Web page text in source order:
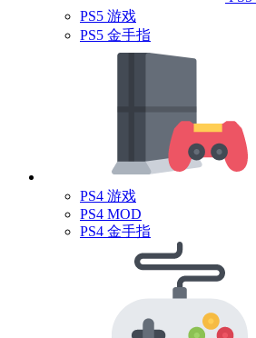
PS5 游戏
PS5 金手指
PS4 游戏
PS4 MOD
PS4 金手指